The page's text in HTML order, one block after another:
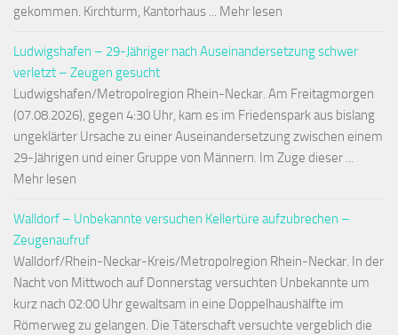
gekommen. Kirchturm, Kantorhaus ... Mehr lesen
Ludwigshafen – 29-Jähriger nach Auseinandersetzung schwer
verletzt – Zeugen gesucht
Ludwigshafen/Metropolregion Rhein-Neckar. Am Freitagmorgen
(07.08.2026), gegen 4:30 Uhr, kam es im Friedenspark aus bislang
ungeklärter Ursache zu einer Auseinandersetzung zwischen einem
29-Jährigen und einer Gruppe von Männern. Im Zuge dieser ...
Mehr lesen
Walldorf – Unbekannte versuchen Kellertüre aufzubrechen –
Zeugenaufruf
Walldorf/Rhein-Neckar-Kreis/Metropolregion Rhein-Neckar. In der
Nacht von Mittwoch auf Donnerstag versuchten Unbekannte um
kurz nach 02:00 Uhr gewaltsam in eine Doppelhaushälfte im
Römerweg zu gelangen. Die Täterschaft versuchte vergeblich die